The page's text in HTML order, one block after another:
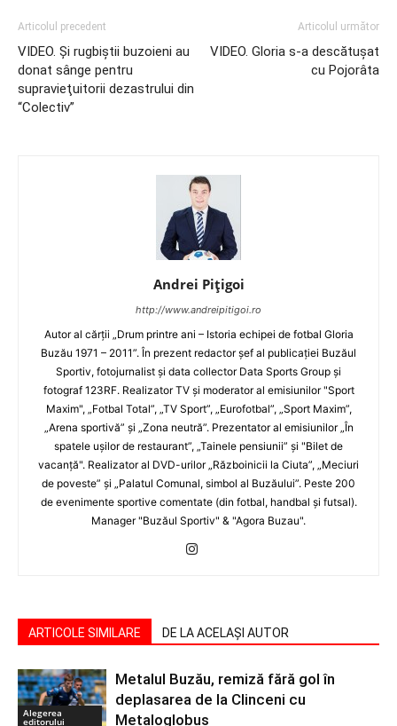
Articolul precedent
VIDEO. Şi rugbiştii buzoieni au
donat sânge pentru
supravieţuitorii dezastrului din
“Colectiv”
Articolul următor
VIDEO. Gloria s-a descătuşat
cu Pojorâta
Andrei Pițigoi
http://www.andreipitigoi.ro
Autor al cărţii „Drum printre ani – Istoria echipei de fotbal Gloria
Buzău 1971 – 2011”. În prezent redactor şef al publicaţiei Buzăul
Sportiv, fotojurnalist şi data collector Data Sports Group şi
fotograf 123RF. Realizator TV şi moderator al emisiunilor "Sport
Maxim", „Fotbal Total”, „TV Sport”, „Eurofotbal”, „Sport Maxim”,
„Arena sportivă” şi „Zona neutră”. Prezentator al emisiunilor „În
spatele uşilor de restaurant”, „Tainele pensiunii” şi "Bilet de
vacanţă". Realizator al DVD-urilor „Războinicii la Ciuta”, „Meciuri
de poveste” şi „Palatul Comunal, simbol al Buzăului”. Peste 200
de evenimente sportive comentate (din fotbal, handbal şi futsal).
Manager "Buzăul Sportiv" & "Agora Buzau".
ARTICOLE SIMILARE DE LA ACELAȘI AUTOR
Alegerea
editorului
Metalul Buzău, remiză fără gol în
deplasarea de la Clinceni cu
Metaloglobus